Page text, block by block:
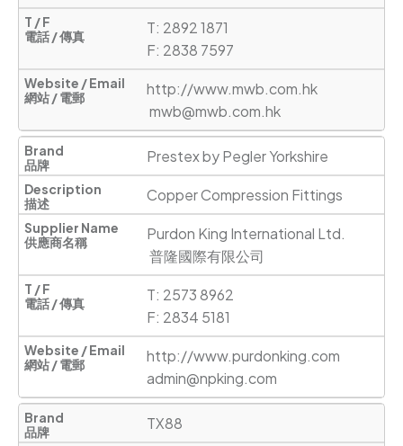
T: 2892 1871
F: 2838 7597
http://www.mwb.com.hk
mwb@mwb.com.hk
Prestex by Pegler Yorkshire
Copper Compression Fittings
Purdon King International Ltd.
普隆國際有限公司
T: 2573 8962
F: 2834 5181
http://www.purdonking.com
admin@npking.com
TX88